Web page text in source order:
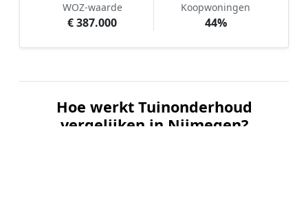
WOZ-waarde
€ 387.000
Koopwoningen
44%
Hoe werkt Tuinonderhoud
vergelijken in Nijmegen?